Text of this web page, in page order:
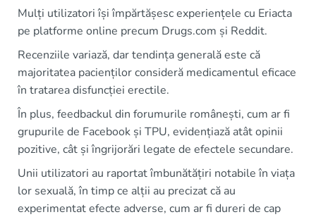
Mulți utilizatori își împărtășesc experiențele cu Eriacta
pe platforme online precum Drugs.com și Reddit.
Recenziile variază, dar tendința generală este că
majoritatea pacienților consideră medicamentul eficace
în tratarea disfuncției erectile.
În plus, feedbackul din forumurile românești, cum ar fi
grupurile de Facebook și TPU, evidențiază atât opinii
pozitive, cât și îngrijorări legate de efectele secundare.
Unii utilizatori au raportat îmbunătățiri notabile în viața
lor sexuală, în timp ce alții au precizat că au
experimentat efecte adverse, cum ar fi dureri de cap